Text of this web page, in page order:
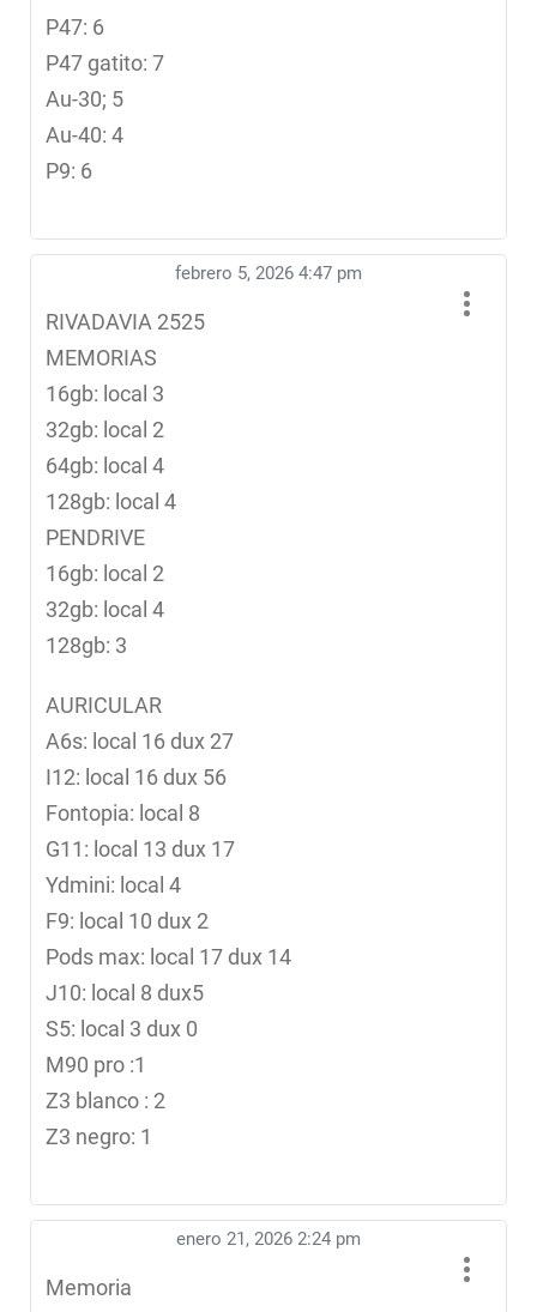
P47: 6
P47 gatito: 7
Au-30; 5
Au-40: 4
P9: 6
febrero 5, 2026 4:47 pm
RIVADAVIA 2525
MEMORIAS
16gb: local 3
32gb: local 2
64gb: local 4
128gb: local 4
PENDRIVE
16gb: local 2
32gb: local 4
128gb: 3
AURICULAR
A6s: local 16 dux 27
I12: local 16 dux 56
Fontopia: local 8
G11: local 13 dux 17
Ydmini: local 4
F9: local 10 dux 2
Pods max: local 17 dux 14
J10: local 8 dux5
S5: local 3 dux 0
M90 pro :1
Z3 blanco : 2
Z3 negro: 1
enero 21, 2026 2:24 pm
Memoria